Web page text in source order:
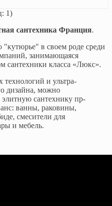
1)
сантехника Франция.
"кутюрье" в своем роде среди
занимающаяся
сантехники класса «Люкс».
технологий и ультра-
дизайна, можно
сантехнику пр-
ванны, раковины,
смесители для
и мебель.